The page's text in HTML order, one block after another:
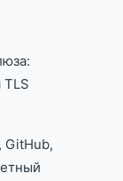
GitHub,